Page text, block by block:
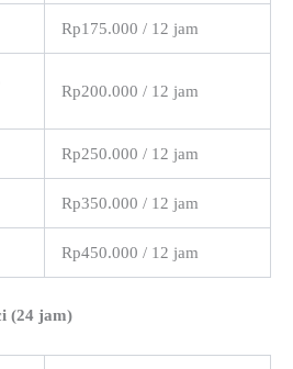
Rp175.000 / 12 jam
Rp200.000 / 12 jam
Rp250.000 / 12 jam
Rp350.000 / 12 jam
Rp450.000 / 12 jam
(24 jam)